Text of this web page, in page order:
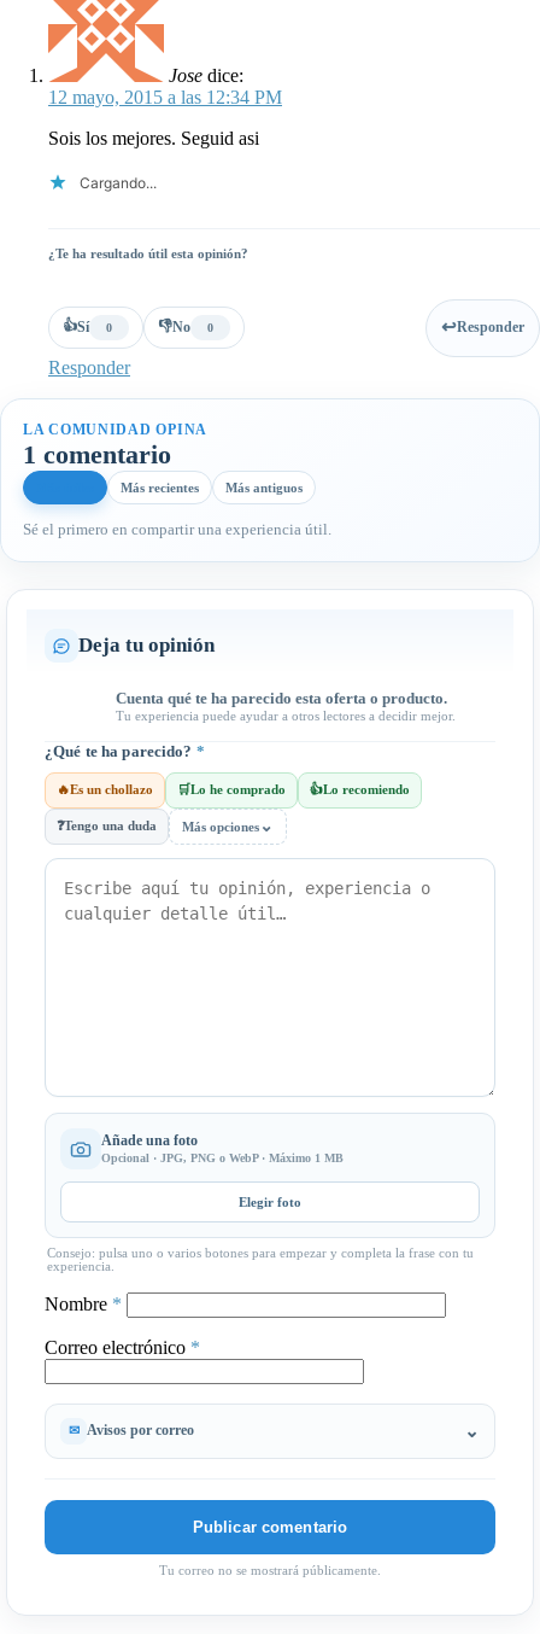
Jose dice:
12 mayo, 2015 a las 12:34 PM
Sois los mejores. Seguid asi
Cargando...
¿Te ha resultado útil esta opinión?
👍Sí 0 👎No 0 Responder
Responder
LA COMUNIDAD OPINA
1 comentario
Más recientes Más antiguos
Sé el primero en compartir una experiencia útil.
Deja tu opinión
Cuenta qué te ha parecido esta oferta o producto.
Tu experiencia puede ayudar a otros lectores a decidir mejor.
¿Qué te ha parecido? *
🔥Es un chollazo 🛒Lo he comprado 👍Lo recomiendo
❓Tengo una duda Más opciones ⌄
Añade una foto
Opcional · JPG, PNG o WebP · Máximo 1 MB
Elegir foto
Consejo: pulsa uno o varios botones para empezar y completa la frase con tu
experiencia.
Nombre *
Correo electrónico *
Avisos por correo
Tu correo no se mostrará públicamente.